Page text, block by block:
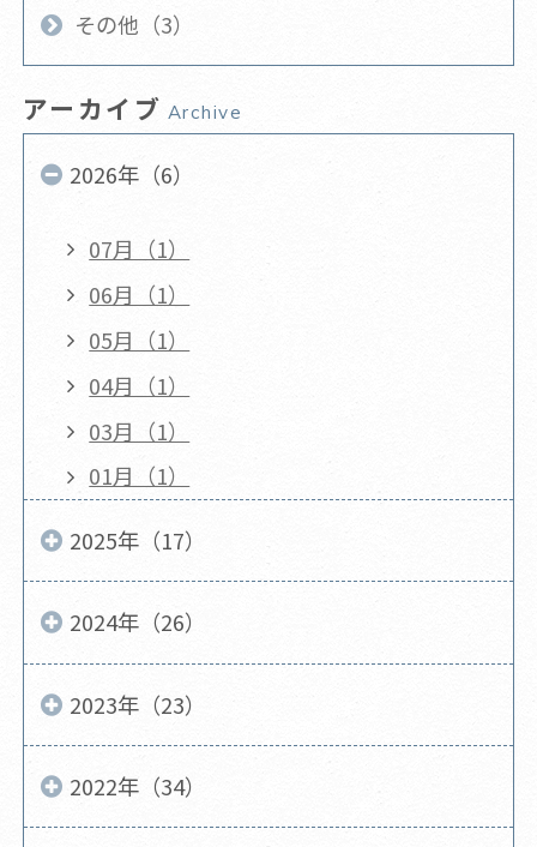
その他（3）
アーカイブ Archive
2026年（6）
07月（1）
06月（1）
05月（1）
04月（1）
03月（1）
01月（1）
2025年（17）
2024年（26）
2023年（23）
2022年（34）